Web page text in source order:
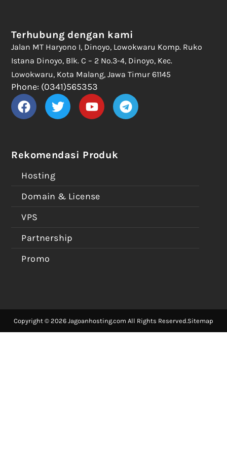
Rekomendasi Produk
Hosting
Domain & License
VPS
Partnership
Promo
Terhubung dengan kami
Jalan MT Haryono I, Dinoyo, Lowokwaru Komp. Ruko
Istana Dinoyo, Blk. C – 2 No.3-4, Dinoyo, Kec.
Lowokwaru, Kota Malang, Jawa Timur 61145
Phone: (0341)565353
Copyright © 2026 Jagoanhosting.com All Rights Reserved.Sitemap